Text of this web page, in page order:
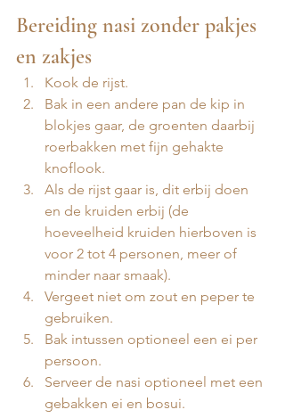
Bereiding nasi zonder pakjes
en zakjes
Kook de rijst.
Bak in een andere pan de kip in
blokjes gaar, de groenten daarbij
roerbakken met fijn gehakte
knoflook.
Als de rijst gaar is, dit erbij doen
en de kruiden erbij (de
hoeveelheid kruiden hierboven is
voor 2 tot 4 personen, meer of
minder naar smaak).
Vergeet niet om zout en peper te
gebruiken.
Bak intussen optioneel een ei per
persoon.
Serveer de nasi optioneel met een
gebakken ei en bosui.